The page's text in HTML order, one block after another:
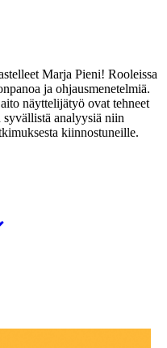
Marja Pieni! Rooleissa
ja ohjausmenetelmiä.
näyttelijätyö ovat tehneet
syvällistä analyysiä niin
kiinnostuneille.